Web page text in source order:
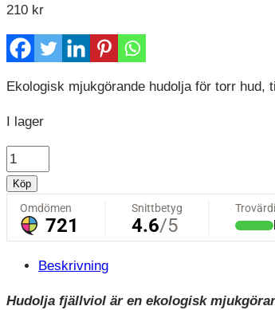
210 kr
Ekologisk mjukgörande hudolja för torr hud,
I lager
Hudolja
Fjällviol
-
Ljung
of
Lapland
Köp
Beskrivning
Hudolja fjällviol är en ekologisk